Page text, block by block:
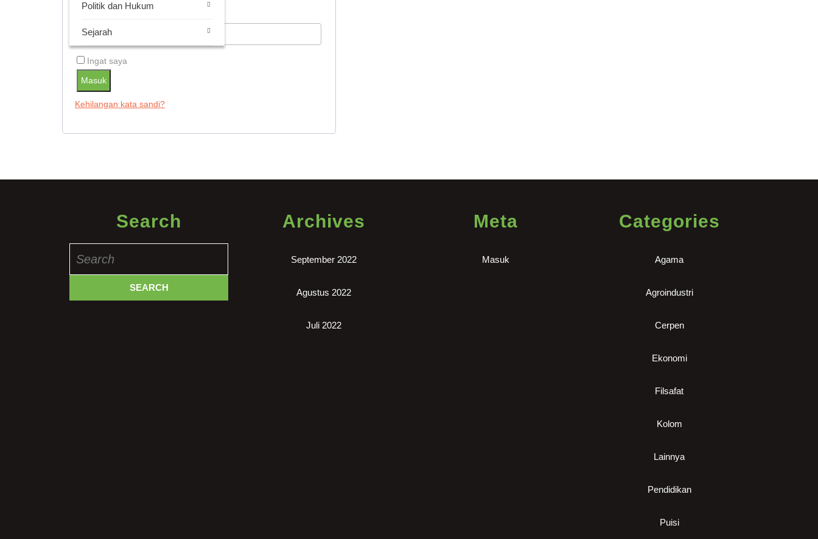
Politik dan Hukum
Sejarah
Ingat saya
Masuk
Kehilangan kata sandi?
Search
for:
Archives
September 2022
Agustus 2022
Juli 2022
Meta
Masuk
Categories
Agama
Agroindustri
Cerpen
Ekonomi
Filsafat
Kolom
Lainnya
Pendidikan
Puisi